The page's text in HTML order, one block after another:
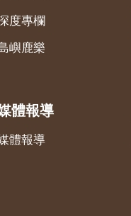
度專欄
嶼鹿樂
體報導
體報導